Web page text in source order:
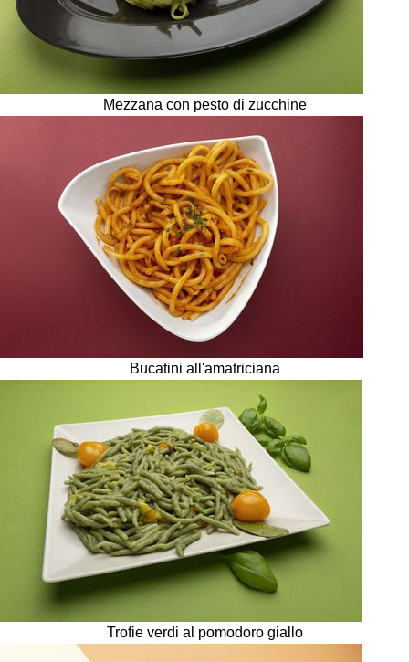
Mezzana con pesto di zucchine
Bucatini all'amatriciana
Trofie verdi al pomodoro giallo